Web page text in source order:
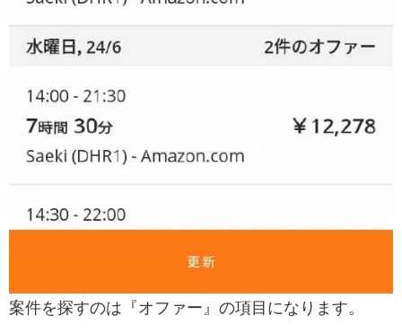
案件を探すのは『オファー』の項目になります。